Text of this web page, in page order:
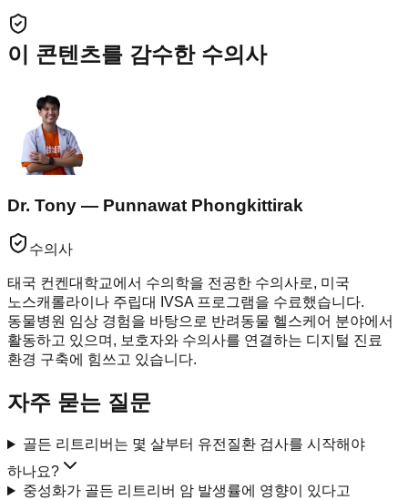
이 콘텐츠를 감수한 수의사
Dr. Tony — Punnawat Phongkittirak
수의사
태국 컨켄대학교에서 수의학을 전공한 수의사로, 미국
노스캐롤라이나 주립대 IVSA 프로그램을 수료했습니다.
동물병원 임상 경험을 바탕으로 반려동물 헬스케어 분야에서
활동하고 있으며, 보호자와 수의사를 연결하는 디지털 진료
환경 구축에 힘쓰고 있습니다.
자주 묻는 질문
골든 리트리버는 몇 살부터 유전질환 검사를 시작해야
하나요?
중성화가 골든 리트리버 암 발생률에 영향이 있다고